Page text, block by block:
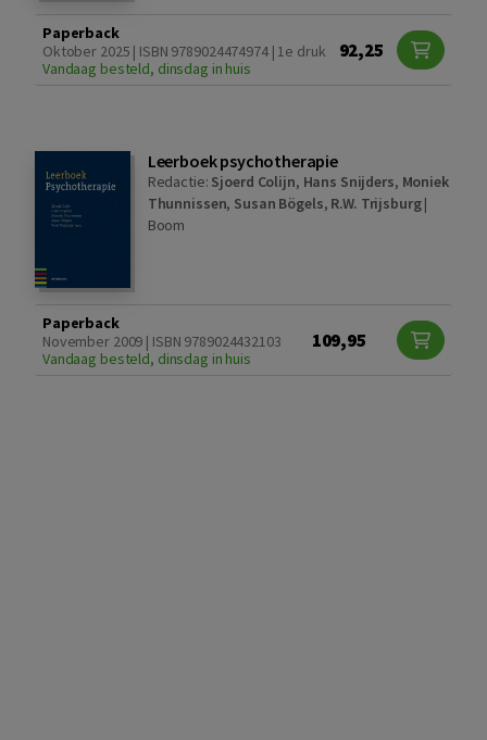
Paperback
Oktober 2025 | ISBN 9789024474974 | 1e druk
Vandaag besteld, dinsdag in huis
92,25
Leerboek psychotherapie
Redactie: Sjoerd Colijn, Hans Snijders, Moniek
Thunnissen, Susan Bögels, R.W. Trijsburg|
Boom
Paperback
November 2009 | ISBN 9789024432103
Vandaag besteld, dinsdag in huis
109,95